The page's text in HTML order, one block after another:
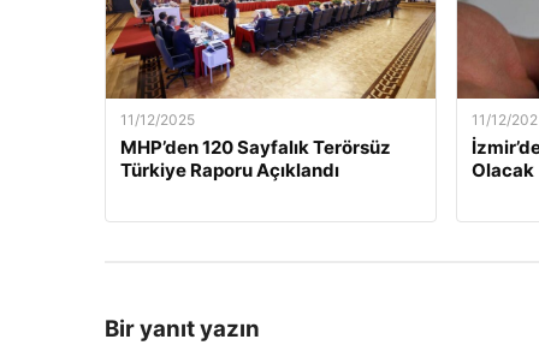
11/12/2025
MHP’den 120 Sayfalık Terörsüz
Türkiye Raporu Açıklandı
11/12/
Olacak
Bir yanıt yazın